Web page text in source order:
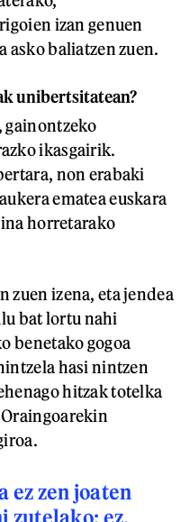
izan genuen
asko baliatzen zuen.
unibertsitatean?
gainontzeko
ikasgairik.
non erabaki
ematea euskara
horretarako
zuen izena, eta jendea
bat lortu nahi
benetako gogoa
hasi nintzen
hitzak totelka
ez zen joaten
zutelako; ez,